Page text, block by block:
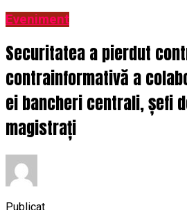
Eveniment
Securitatea a pierdut
contrainformativă a
ei bancheri centrali, șefi
magistrați
Publicat